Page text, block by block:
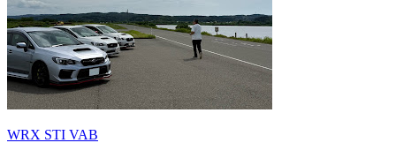
WRX STI VAB